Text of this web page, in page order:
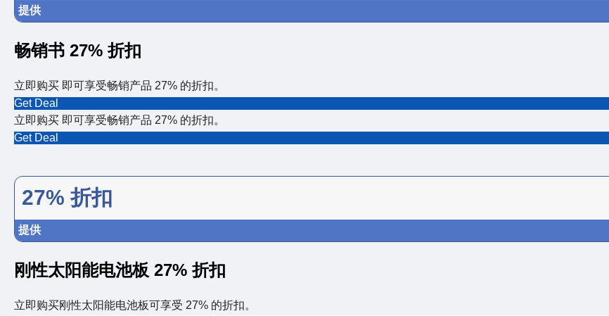
提供
畅销书 27% 折扣
立即购买 即可享受畅销产品 27% 的折扣。
Get Deal
立即购买 即可享受畅销产品 27% 的折扣。
Get Deal
27% 折扣
提供
刚性太阳能电池板 27% 折扣
立即购买刚性太阳能电池板可享受 27% 的折扣。